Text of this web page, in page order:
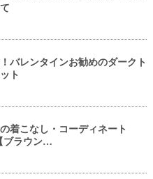
バレンタインお勧めのダークト
ト
着こなし・コーディネート
ブラウン…